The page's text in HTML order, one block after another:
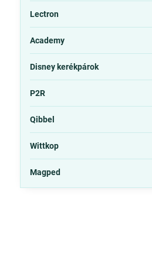
Lectron
Academy
Disney kerékpárok
P2R
Qibbel
Wittkop
Magped